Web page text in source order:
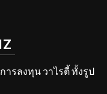
ารลงทุน วาไรตี้ ทั้งรูป